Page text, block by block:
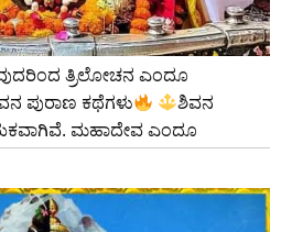
ತ್ರಿಲೋಚನ ಎಂದೂ
ಪುರಾಣ ಕಥೆಗಳು
ಶಿವನ
ಮಹಾದೇವ ಎಂದೂ